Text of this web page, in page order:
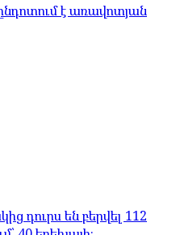
է առավոտյան
դուրս են բերվել 112